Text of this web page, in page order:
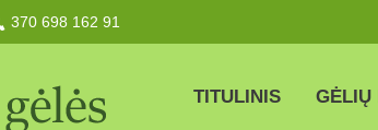
370 698 162 91
TITULINIS GĖLIŲ